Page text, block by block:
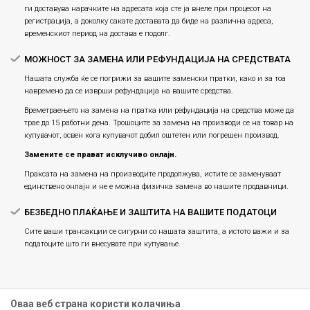
ги доставува нарачките на адресата која сте ја внеле при процесот на
регистрација, а доколку сакате доставата да биде на различна адреса,
временскиот период на достава е подолг.
МОЖНОСТ ЗА ЗАМЕНА ИЛИ РЕФУНДАЦИЈА НА СРЕДСТВАТА
Нашата служба ќе се погрижи за вашите заменски пратки, како и за тоа
навремено да се изврши рефундација на вашите средства.
Времетраењето на замена на пратка или рефундацијa на средства може да
трае до 15 работни дена. Трошоците за замена на производи се на товар на
купувачот, освен кога купувачот добил оштетен или погрешен производ.
Замените се прават исклучиво онлајн.
Праксата на замена на производите продолжува, истите се заменуваат
единствено онлајн и не е можна физичка замена во нашите продавници.
БЕЗБЕДНО ПЛАЌАЊЕ И ЗАШТИТА НА ВАШИТЕ ПОДАТОЦИ
Сите ваши трансакции се сигурни со нашата заштита, а истото важи и за
податоците што ги внесувате при купување.
Оваа веб страна користи колачиња